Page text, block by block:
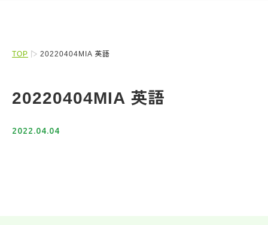
TOP 20220404MIA 英語
20220404MIA 英語
2022.04.04